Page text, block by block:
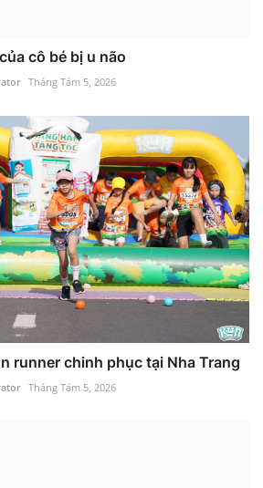
cô bé bị u não
Tháng Tám 5, 2026
runner chinh phục tại Nha Trang
Tháng Tám 5, 2026